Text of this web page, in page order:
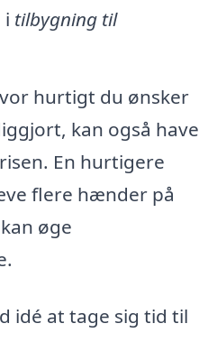
i tilbygning til
hurtigt du ønsker
kan også have
En hurtigere
flere hænder på
øge
idé at tage sig tid til